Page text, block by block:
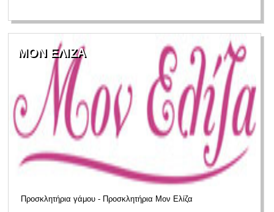
ΜΟΝ ΕΛΙΖΑ
Προσκλητήρια γάμου - Προσκλητήρια Μον Ελίζα